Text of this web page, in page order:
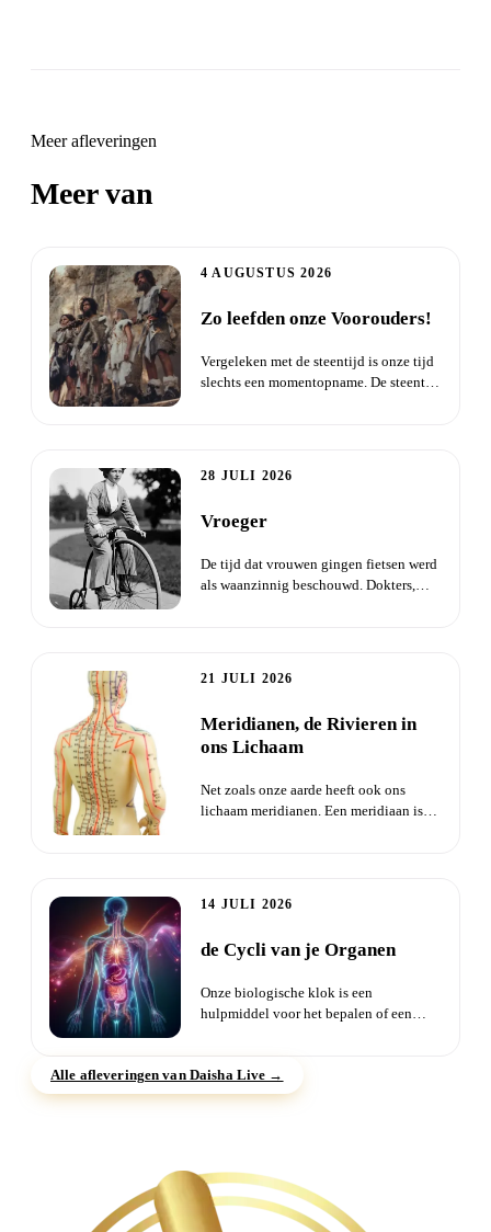
Meer afleveringen
Meer van
4 AUGUSTUS 2026
Zo leefden onze Voorouders!
Vergeleken met de steentijd is onze tijd
slechts een momentopname. De steentijd
28 JULI 2026
Vroeger
De tijd dat vrouwen gingen fietsen werd
als waanzinnig beschouwd. Dokters,
21 JULI 2026
Meridianen, de Rivieren in
ons Lichaam
Net zoals onze aarde heeft ook ons
lichaam meridianen. Een meridiaan is
14 JULI 2026
de Cycli van je Organen
Onze biologische klok is een
hulpmiddel voor het bepalen of een
Alle afleveringen van Daisha Live →